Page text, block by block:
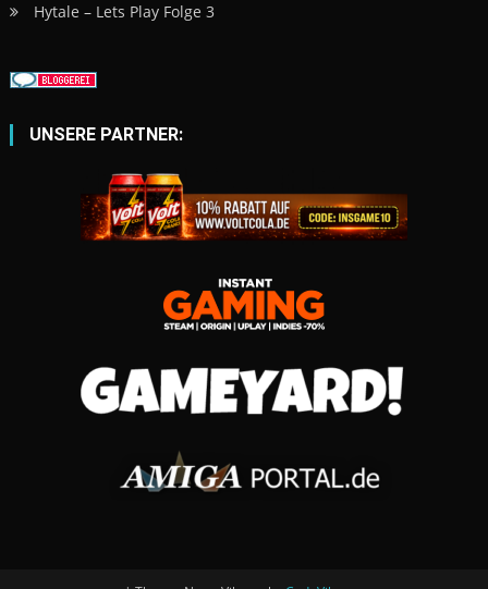
Hytale – Lets Play Folge 3
UNSERE PARTNER: